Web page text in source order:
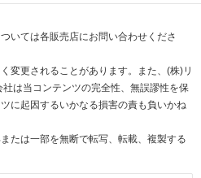
いては各販売店にお問い合わせくださ
変更されることがあります。また、(株)リ
は当コンテンツの完全性、無誤謬性を保
に起因するいかなる損害の責も負いかね
たは一部を無断で転写、転載、複製する